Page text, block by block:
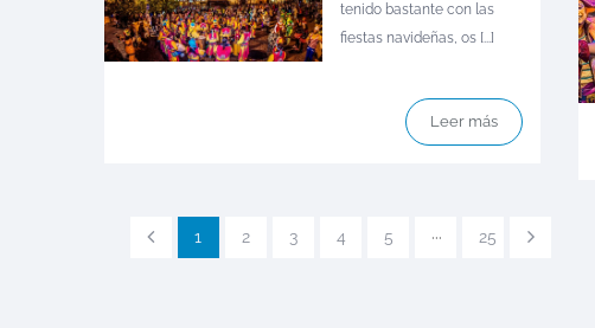
tenido bastante con las
fiestas navideñas, os [...]
Leer más
1 2 3 4 5 ··· 25